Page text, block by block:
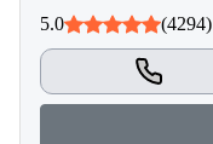
5.0 (4294)